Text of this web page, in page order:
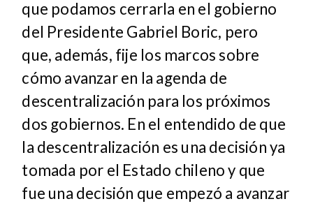
que podamos cerrarla en el gobierno
del Presidente Gabriel Boric, pero
que, además, fije los marcos sobre
cómo avanzar en la agenda de
descentralización para los próximos
dos gobiernos. En el entendido de que
la descentralización es una decisión ya
tomada por el Estado chileno y que
fue una decisión que empezó a avanzar